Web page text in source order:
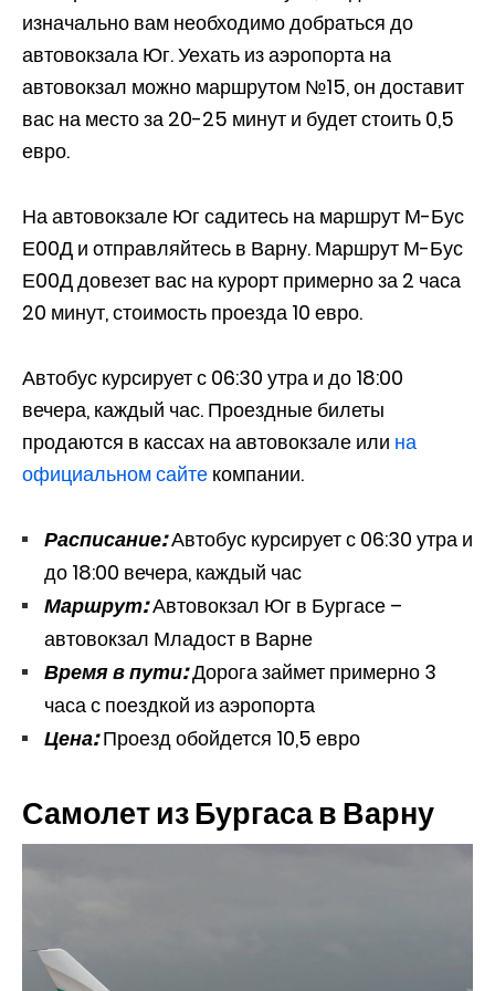
изначально вам необходимо добраться до
автовокзала Юг. Уехать из аэропорта на
автовокзал можно маршрутом №15, он доставит
вас на место за 20-25 минут и будет стоить 0,5
евро.
На автовокзале Юг садитесь на маршрут М-Бус
Е00Д и отправляйтесь в Варну. Маршрут М-Бус
Е00Д довезет вас на курорт примерно за 2 часа
20 минут, стоимость проезда 10 евро.
Автобус курсирует с 06:30 утра и до 18:00
вечера, каждый час. Проездные билеты
продаются в кассах на автовокзале или на
официальном сайте компании.
Расписание:Автобус курсирует с 06:30 утра и
до 18:00 вечера, каждый час
Маршрут:Автовокзал Юг в Бургасе –
автовокзал Младост в Варне
Время в пути:Дорога займет примерно 3
часа с поездкой из аэропорта
Цена:Проезд обойдется 10,5 евро
Самолет из Бургаса в Варну